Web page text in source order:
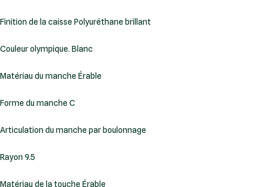
Finition de la caisse Polyuréthane brillant
Couleur olympique. Blanc
Matériau du manche Érable
Forme du manche C
Articulation du manche par boulonnage
Rayon 9.5
Matériau de la touche Érable